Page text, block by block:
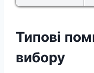
Типові
вибору